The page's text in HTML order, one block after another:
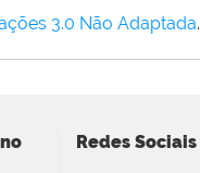
3.0 Não Adaptada.
Redes Sociais